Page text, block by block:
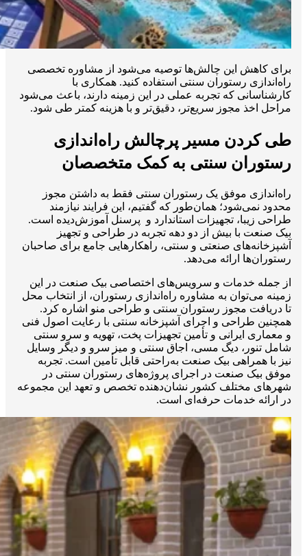
برای کاهش این چالش‌ها توصیه می‌شود از مشاوره تخصصی
راه‌اندازی رستوران سنتی استفاده کنید. همکاری با
کارشناسانی که تجربه عملی در این زمینه دارند، باعث می‌شود
مراحل اخذ مجوز سریع‌تر، دقیق‌تر و با هزینه کمتر طی شود.
طی کردن مسیر پرچالش راه‌اندازی
رستوران سنتی به کمک متخصصان
راه‌اندازی موفق یک رستوران سنتی فقط به داشتن مجوز
محدود نمی‌شود؛ همان‌طور که گفتیم، این فرایند نیازمند
طراحی زیبا، تجهیزات استاندارد و پرسنل آموزش‌دیده است.
بیک صنعت با بیش از دو دهه تجربه در طراحی و تجهیز
آشپزخانه‌های صنعتی و سنتی، راهکارهایی جامع برای صاحبان
رستوران‌ها ارائه می‌دهد.
از جمله خدمات و سرویس‌های اختصاصی بیک صنعت در این
زمینه می‌توان به مشاوره راه‌اندازی رستوران، از انتخاب محل
تا دریافت مجوز رستوران سنتی و طراحی منو اشاره کرد.
همچنین طراحی و اجرای آشپزخانه سنتی با رعایت اصول فنی
و معماری ایرانی و تأمین تجهیزات پخت، تهویه و سرو سنتی
شامل تنور، دیگ مسی، اجاق سنتی و میز سرو و دیگر وسایل
نیز با همراهی بیک صنعت به‌راحتی قابل تأمین است. تجربه
موفق بیک صنعت در اجرای پروژه‌های رستوران سنتی در
شهرهای مختلف کشور نشان‌دهنده تخصص و تعهد این مجموعه
در ارائه خدمات حرفه‌ای است.